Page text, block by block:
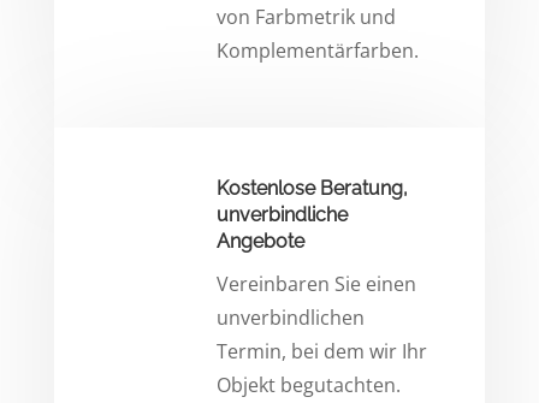
von Farbmetrik und
Komplementärfarben.
Kostenlose Beratung,
unverbindliche
Angebote
Vereinbaren Sie einen
unverbindlichen
Termin, bei dem wir Ihr
Objekt begutachten.